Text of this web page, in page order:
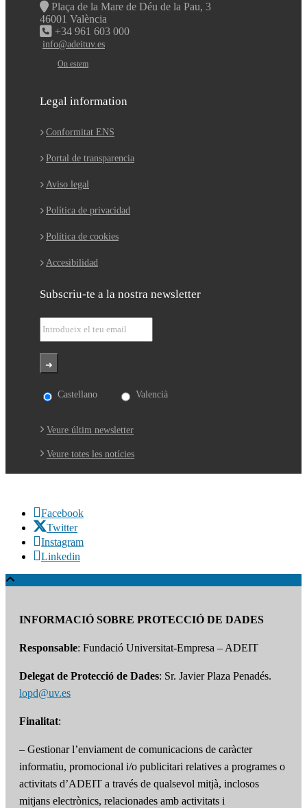
Plaça de la Mare de Déu de la Pau, 3
46001 València
+34 961 603 000
info@adeituv.es
On estem
Legal information
Conformitat ENS
Portal de transparencia
Aviso legal
Política de privacidad
Política de cookies
Accesibilidad
Subscriu-te a la nostra newsletter
Castellano Valencià
Veure últim newsletter
Veure totes les notícies
Facebook
Twitter
Instagram
Linkedin
INFORMACIÓ SOBRE PROTECCIÓ DE DADES
Responsable: Fundació Universitat-Empresa – ADEIT
Delegat de Protecció de Dades: Sr. Javier Plaza Penadés.
lopd@uv.es
Finalitat:
– Gestionar l’enviament de comunicacions de caràcter
informatiu, promocional i/o publicitari relatives a programes o
activitats d’ADEIT a través de qualsevol mitjà, inclosos
mitjans electrònics, relacionades amb activitats i